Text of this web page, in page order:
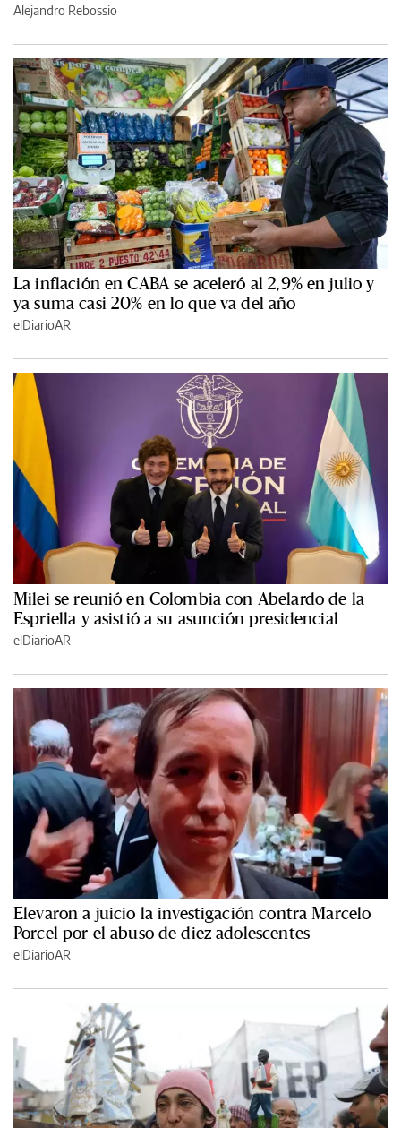
Alejandro Rebossio
La inflación en CABA se aceleró al 2,9% en julio y
ya suma casi 20% en lo que va del año
elDiarioAR
Milei se reunió en Colombia con Abelardo de la
Espriella y asistió a su asunción presidencial
elDiarioAR
Elevaron a juicio la investigación contra Marcelo
Porcel por el abuso de diez adolescentes
elDiarioAR